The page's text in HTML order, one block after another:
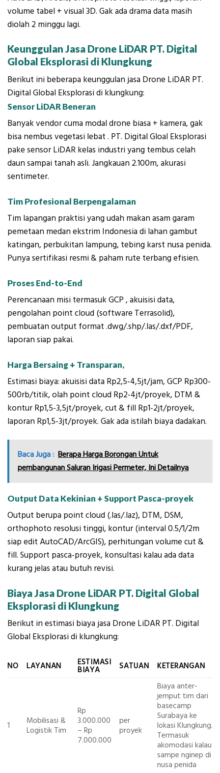
volume tabel + visual 3D. Gak ada drama data masih
diolah 2 minggu lagi.
Keunggulan Jasa Drone LiDAR PT. Digital
Global Eksplorasi di Klungkung
Berikut ini beberapa keunggulan jasa Drone LiDAR PT.
Digital Global Eksplorasi di klungkung:
Sensor LiDAR Beneran
Banyak vendor cuma modal drone biasa + kamera, gak
bisa nembus vegetasi lebat . PT. Digital Gloal Eksplorasi
pake sensor LiDAR kelas industri yang tembus celah
daun sampai tanah asli. Jangkauan 2.100m, akurasi
sentimeter.
Tim Profesional Berpengalaman
Tim lapangan praktisi yang udah makan asam garam
pemetaan medan ekstrim Indonesia di lahan gambut
katingan, perbukitan lampung, tebing karst nusa penida.
Punya sertifikasi resmi & paham rute terbang efisien.
Proses End-to-End
Perencanaan misi termasuk GCP , akuisisi data,
pengolahan point cloud (software Terrasolid),
pembuatan output format .dwg/.shp/.las/.dxf/PDF,
laporan siap pakai.
Harga Bersaing + Transparan,
Estimasi biaya: akuisisi data Rp2,5-4,5jt/jam, GCP Rp300-
500rb/titik, olah point cloud Rp2-4jt/proyek, DTM &
kontur Rp1,5-3,5jt/proyek, cut & fill Rp1-2jt/proyek,
laporan Rp1,5-3jt/proyek. Gak ada istilah biaya dadakan.
Baca Juga : Berapa Harga Borongan Untuk
pembangunan Saluran Irigasi Permeter, Ini Detailnya
Output Data Kekinian + Support Pasca-proyek
Output berupa point cloud (.las/.laz), DTM, DSM,
orthophoto resolusi tinggi, kontur (interval 0.5/1/2m
siap edit AutoCAD/ArcGIS), perhitungan volume cut &
fill. Support pasca-proyek, konsultasi kalau ada data
kurang jelas atau butuh revisi.
Biaya Jasa Drone LiDAR PT. Digital Global
Eksplorasi di Klungkung
Berikut in estimasi biaya jasa Drone LiDAR PT. Digital
Global Eksplorasi di klungkung:
NO LAYANAN ESTIMASI
BIAYA SATUAN KETERANGAN
1
Mobilisasi &
Logistik Tim
Rp
3.000.000
– Rp
7.000.000
per
proyek
Biaya anter-
jemput tim dari
basecamp
Surabaya ke
lokasi Klungkung.
Termasuk
akomodasi kalau
sampe nginep di
nusa penida